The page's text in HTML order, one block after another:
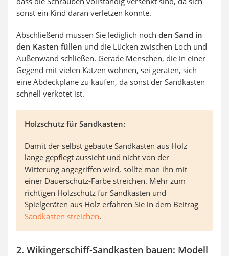
sonst ein Kind daran verletzen könnte.
Abschließend müssen Sie lediglich noch den Sand in
den Kasten füllen und die Lücken zwischen Loch und
Außenwand schließen. Gerade Menschen, die in einer
Gegend mit vielen Katzen wohnen, sei geraten, sich
eine Abdeckplane zu kaufen, da sonst der Sandkasten
schnell verkotet ist.
Holzschutz für Sandkasten:
Damit der selbst gebaute Sandkasten aus Holz
lange gepflegt aussieht und nicht von der
Witterung angegriffen wird, sollte man ihn mit
einer Dauerschutz-Farbe streichen. Mehr zum
richtigen Holzschutz für Sandkästen und
Spielgeräten aus Holz erfahren Sie in dem Beitrag
Sandkasten streichen.
2. Wikingerschiff-Sandkasten bauen: Modell